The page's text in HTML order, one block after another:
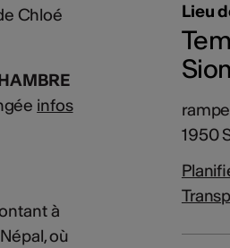
Chloé
infos
à
où
Lieu
Sion
1950